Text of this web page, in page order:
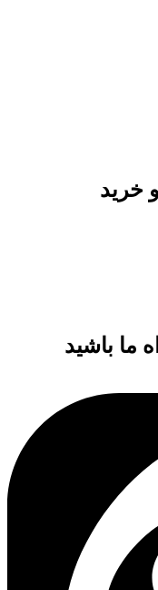
خرید
ما باشید